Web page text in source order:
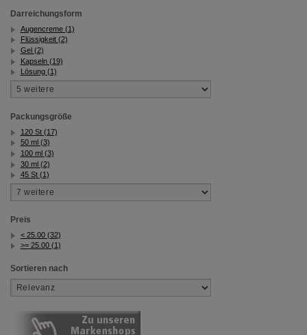
Darreichungsform
Augencreme (1)
Flüssigkeit (2)
Gel (2)
Kapseln (19)
Lösung (1)
Packungsgröße
120 St (17)
50 ml (3)
100 ml (3)
30 ml (2)
45 St (1)
Preis
< 25.00 (32)
>= 25.00 (1)
Sortieren nach